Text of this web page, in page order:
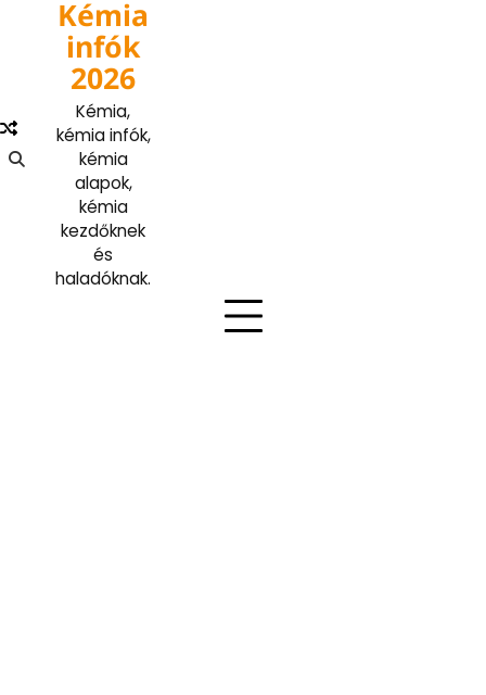
Kémia
infók
2026
Kémia,
kémia infók,
kémia
alapok,
kémia
kezdőknek
és
haladóknak.